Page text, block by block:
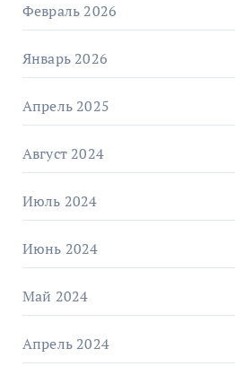
Февраль 2026
Январь 2026
Апрель 2025
Август 2024
Июль 2024
Июнь 2024
Май 2024
Апрель 2024